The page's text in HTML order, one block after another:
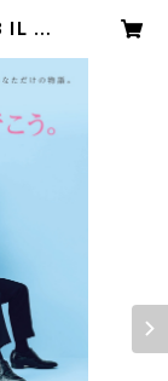
IL B